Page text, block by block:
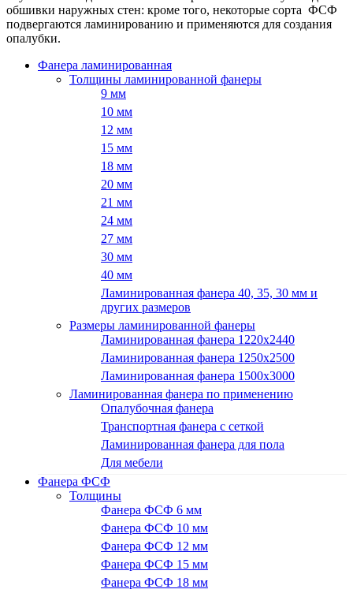
обшивки наружных стен: кроме того, некоторые сорта ФСФ
подвергаются ламинированию и применяются для создания
опалубки.
Фанера ламинированная
Толщины ламинированной фанеры
9 мм
10 мм
12 мм
15 мм
18 мм
20 мм
21 мм
24 мм
27 мм
30 мм
40 мм
Ламинированная фанера 40, 35, 30 мм и
других размеров
Размеры ламинированной фанеры
Ламинированная фанера 1220x2440
Ламинированная фанера 1250х2500
Ламинированная фанера 1500x3000
Ламинированная фанера по применению
Опалубочная фанера
Транспортная фанера с сеткой
Ламинированная фанера для пола
Для мебели
Фанера ФСФ
Толщины
Фанера ФСФ 6 мм
Фанера ФСФ 10 мм
Фанера ФСФ 12 мм
Фанера ФСФ 15 мм
Фанера ФСФ 18 мм